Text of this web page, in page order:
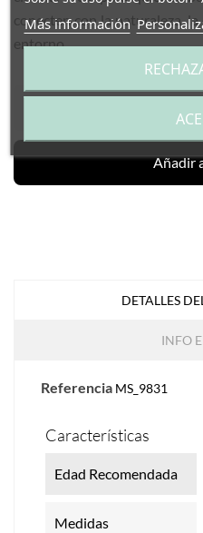
conecten con la naturaleza,
entorno.
Añadir
DETALLES
INFO
Referencia MS_9831
Características
Edad Recomendada
Medidas
Más información